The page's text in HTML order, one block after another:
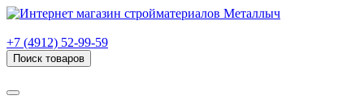
+7 (4912) 52-99-59
Поиск товаров